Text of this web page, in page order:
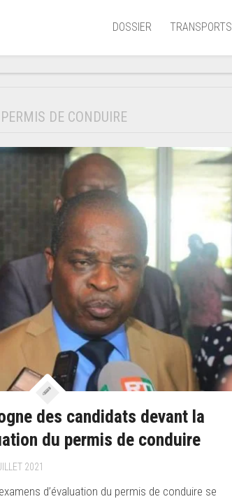
DOSSIER TRANSPORTS
Aérien
Routier
Ferroviaire
DE CONDUIRE
des candidats devant la
du permis de conduire
2021
d’évaluation du permis de conduire se